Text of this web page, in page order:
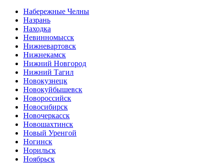
Набережные Челны
Назрань
Находка
Невинномысск
Нижневартовск
Нижнекамск
Нижний Новгород
Нижний Тагил
Новокузнецк
Новокуйбышевск
Новороссийск
Новосибирск
Новочеркасск
Новошахтинск
Новый Уренгой
Ногинск
Норильск
Ноябрьск